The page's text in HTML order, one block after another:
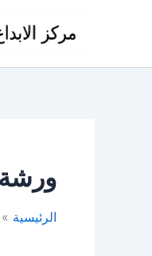
ورشة
الرئيسية